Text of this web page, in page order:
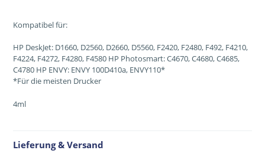
Kompatibel für:
HP DeskJet: D1660, D2560, D2660, D5560, F2420, F2480, F492, F4210,
F4224, F4272, F4280, F4580 HP Photosmart: C4670, C4680, C4685,
C4780 HP ENVY: ENVY 100D410a, ENVY110*
*Für die meisten Drucker
4ml
Lieferung & Versand